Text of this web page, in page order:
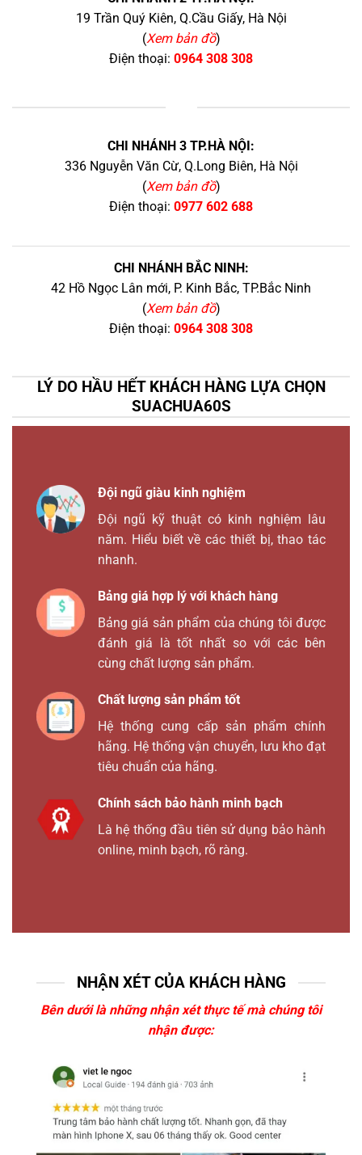
19 Trần Quý Kiên, Q.Cầu Giấy, Hà Nội
(Xem bản đồ)
Điện thoại: 0964 308 308
CHI NHÁNH 3 TP.HÀ NỘI:
336 Nguyễn Văn Cừ, Q.Long Biên, Hà Nội
(Xem bản đồ)
Điện thoại: 0977 602 688
CHI NHÁNH BẮC NINH:
42 Hồ Ngọc Lân mới, P. Kinh Bắc, TP.Bắc Ninh
(Xem bản đồ)
Điện thoại: 0964 308 308
LÝ DO HẦU HẾT KHÁCH HÀNG LỰA CHỌN
SUACHUA60S
Đội ngũ giàu kinh nghiệm
Đội ngũ kỹ thuật có kinh nghiệm lâu
năm. Hiểu biết về các thiết bị, thao tác
nhanh.
Bảng giá hợp lý với khách hàng
Bảng giá sản phẩm của chúng tôi được
đánh giá là tốt nhất so với các bên
cùng chất lượng sản phẩm.
Chất lượng sản phẩm tốt
Hệ thống cung cấp sản phẩm chính
hãng. Hệ thống vận chuyển, lưu kho đạt
tiêu chuẩn của hãng.
Chính sách bảo hành minh bạch
Là hệ thống đầu tiên sử dụng bảo hành
online, minh bạch, rõ ràng.
NHẬN XÉT CỦA KHÁCH HÀNG
Bên dưới là những nhận xét thực tế mà chúng tôi
nhận được: